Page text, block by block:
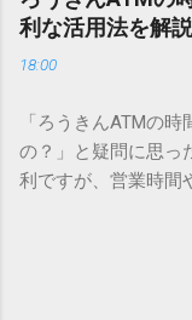
れた「外字」は、こ
ン上のすべての文
り振られています
（コード）を直接指
のです。 2.
進数入力」 最も汎
い」 そんな願いを叶
ビス「スマートクラ
これらを活用するだ
受け取り術と、連
す。 佐川急便の再
は？ まず押さえて
況をリアルタイム
利な活用法を解説
18:00
「ろうきんATMの
の？」と疑問に思っ
利ですが、営業時間
ATM営業時間や利